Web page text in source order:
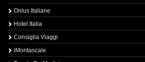
Onlus Italiane
Hotel Italia
Consiglia Viaggi
iMontascale